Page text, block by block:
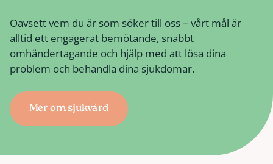
Oavsett vem du är som söker till oss – vårt mål är
alltid ett engagerat bemötande, snabbt
omhändertagande och hjälp med att lösa dina
problem och behandla dina sjukdomar.
Mer om sjukvård